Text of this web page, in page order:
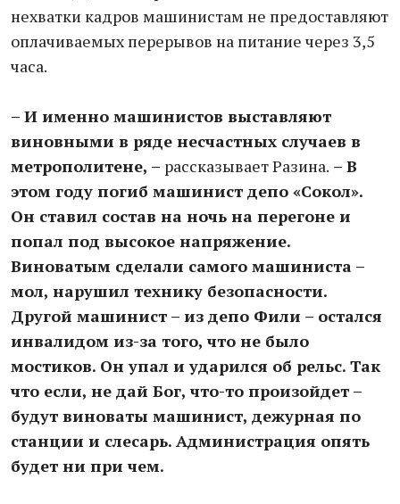
нехватки кадров машинистам не предоставляют
оплачиваемых перерывов на питание через 3,5
часа.
– И именно машинистов выставляют
виновными в ряде несчастных случаев в
метрополитене, – рассказывает Разина. – В
этом году погиб машинист депо «Сокол».
Он ставил состав на ночь на перегоне и
попал под высокое напряжение.
Виноватым сделали самого машиниста –
мол, нарушил технику безопасности.
Другой машинист – из депо Фили – остался
инвалидом из-за того, что не было
мостиков. Он упал и ударился об рельс. Так
что если, не дай Бог, что-то произойдет –
будут виноваты машинист, дежурная по
станции и слесарь. Администрация опять
будет ни при чем.